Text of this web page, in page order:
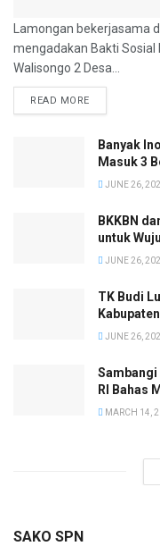
Lamongan bekerjasama
mengadakan Bakti Sosial
Walisongo 2 Desa...
READ MORE
Banyak
Masuk 3
JUNE 26,
BKKBN
untuk
JUNE 26,
TK Budi
JUNE 26,
Sambangi
RI Bahas
MARCH 14,
SAKO SPN